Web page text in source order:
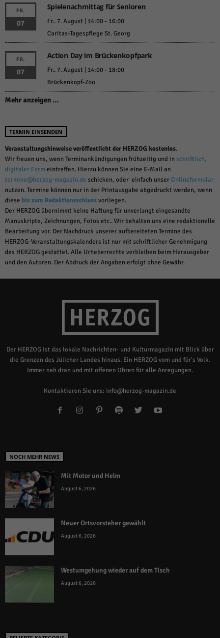
FR.
07
Spielenachmittag für Senioren
Fr.. 7. August | 14:00- 16:00
Caritas-Tagespflege St. Georg
FR.
07
Action Day im Brückenkopfpark
Fr.. 7. August | 14:00- 18:00
Brückenkopf-Zoo
Mehr anzeigen …
TERMIN EINSENDEN
Veranstaltungshinweise veröffentlicht der HERZOG kostenlos.
Wir freuen uns, wenn Terminankündigungen frühzeitig und in schriftlich,
digitaler Formeintreffen. Hierzu können Sie eine E-Mail an
termine@herzog-magazin.de schicken, oder einfach unserOnlineformular
nutzen. Termine können nur in der Printausgabe abgedruckt werden, wenn
diese bis zum Redaktionsschlussvorliegen.
Der HERZOG übernimmt keine Haftung für unverlangt eingesandte
Manuskripte, Zeichnungen, Fotos etc.. Wir behalten uns eine redaktionelle
Bearbeitung vor. Der Nachdruck unserer aufbereiteten Termine des
HERZOG-Veranstaltungskalenders ist nur mit schriftlicher Genehmigung
des HERZOG gestattet. Alle Urheberrechte verbleiben beim Herausgeber
und den Autoren. Der Abdruck der Angaben erfolgt ohne Gewähr.
Der HERZOG ist das lokale Nachrichten- und Kulturmagazin mit Blick über
die Grenzen des Jülicher Landes hinaus. Ein HERZOG vom und für's Volk.
Immer nah dran und mit offenen Ohren für alle Anregungen.
Kontaktieren Sie uns: info@herzog-magazin.de
NOCH MEHR NEWS
Mit Motor und Helm
August 6, 2026
Neuer Ortsvorsteher gewählt
August 6, 2026
Westumgehung wieder auf dem Tisch
August 6, 2026